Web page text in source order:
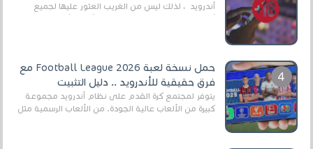
أندرويد ، لذلك ليس من الغريب العثور عليها لجميع
حمل نسخة لعبة Football League 2026 مع
فرق حقيقية للأندرويد .. دليل التثبيت
يتوفر لمجتمع كرة القدم على نظام أندرويد مجموعة
كبيرة من الألعاب عالية الجودة. من الألعاب الرسمية مثل